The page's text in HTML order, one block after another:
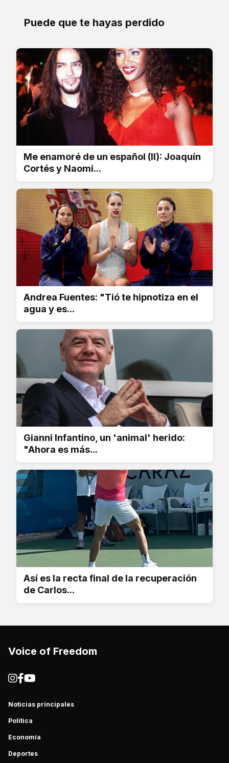
Puede que te hayas perdido
Me enamoré de un español (II): Joaquín
Cortés y Naomi...
Andrea Fuentes: "Tió te hipnotiza en el
agua y es...
Gianni Infantino, un 'animal' herido:
"Ahora es más...
Así es la recta final de la recuperación
de Carlos...
Voice of Freedom
Noticias principales
Política
Economía
Deportes